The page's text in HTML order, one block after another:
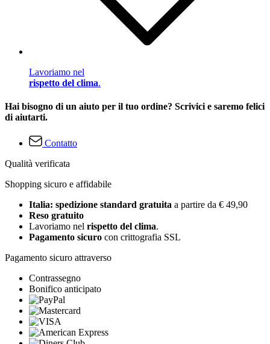
Lavoriamo nel
rispetto del clima.
Hai bisogno di un aiuto per il tuo ordine? Scrivici e saremo felici
di aiutarti.
Contatto
Qualità verificata
Shopping sicuro e affidabile
Italia: spedizione standard gratuita a partire da € 49,90
Reso gratuito
Lavoriamo nel rispetto del clima.
Pagamento sicuro con crittografia SSL
Pagamento sicuro attraverso
Contrassegno
Bonifico anticipato